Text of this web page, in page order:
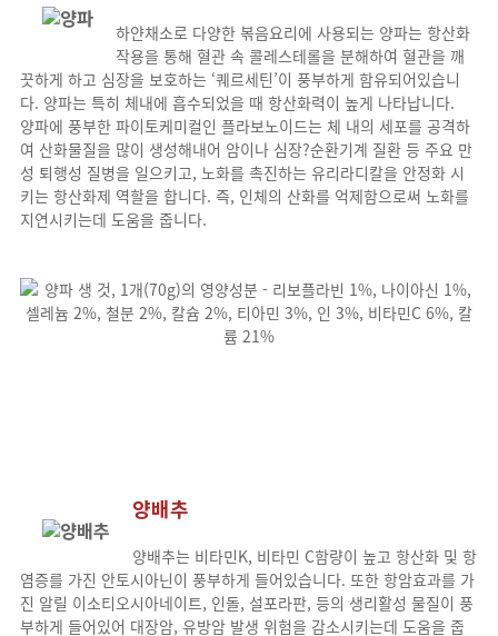
하얀채소로 다양한 볶음요리에 사용되는 양파는 항산화
작용을 통해 혈관 속 콜레스테롤을 분해하여 혈관을 깨
끗하게 하고 심장을 보호하는 ‘퀘르세틴’이 풍부하게 함유되어있습니
다. 양파는 특히 체내에 흡수되었을 때 항산화력이 높게 나타납니다.
양파에 풍부한 파이토케미컬인 플라보노이드는 체 내의 세포를 공격하
여 산화물질을 많이 생성해내어 암이나 심장?순환기계 질환 등 주요 만
성 퇴행성 질병을 일으키고, 노화를 촉진하는 유리라디칼을 안정화 시
키는 항산화제 역할을 합니다. 즉, 인체의 산화를 억제함으로써 노화를
지연시키는데 도움을 줍니다.
양배추
양배추는 비타민K, 비타민 C함량이 높고 항산화 및 항
염증를 가진 안토시아닌이 풍부하게 들어있습니다. 또한 항암효과를 가
진 알릴 이소티오시아네이트, 인돌, 설포라판, 등의 생리활성 물질이 풍
부하게 들어있어 대장암, 유방암 발생 위험을 감소시키는데 도움을 줍